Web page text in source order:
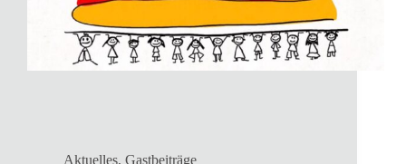
Aktuelles, Gastbeiträge